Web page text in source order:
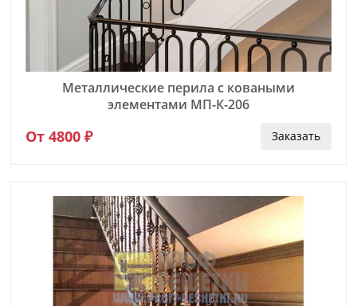
Металлические перила с коваными
элементами МП-К-206
От 4800 ₽ Заказать